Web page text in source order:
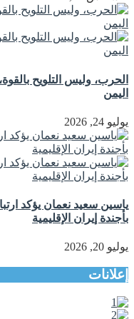
الحرب، وليس التلويح
اليمن
يوليو 24, 2026
ياسين سعيد نعمان يؤكد
بأجندة إيران الإقليمية
يوليو 20, 2026
إعلانات